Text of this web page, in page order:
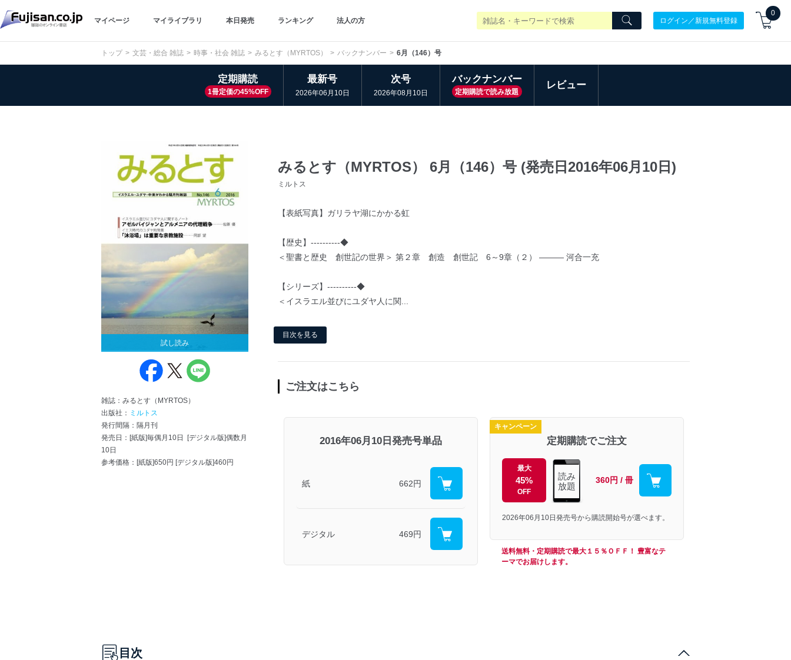
マイページ マイライブラリ 本日発売 ランキング 法人の方 ログイン／新規無料登録
0
トップ 文芸・総合 雑誌 時事・社会 雑誌 みるとす（MYRTOS） バックナンバー 6月（146）号
定期購読
1冊定価の45%OFF
最新号
2026年06月10日
次号
2026年08月10日
バックナンバー
定期購読で読み放題
レビュー
試し読み
雑誌：みるとす（MYRTOS）
出版社： ミルトス
発行間隔：隔月刊
発売日：[紙版]毎偶月10日 [デジタル版]偶数月
10日
参考価格：[紙版]650円 [デジタル版]460円
みるとす（MYRTOS） 6月（146）号 (発売日2016年06月10日)
ミルトス
【表紙写真】ガリラヤ湖にかかる虹
【歴史】----------◆
＜聖書と歴史 創世記の世界＞ 第２章 創造 創世記 6～9章（２） ――― 河合一充
【シリーズ】----------◆
＜イスラエル並びにユダヤ人に関...
目次を見る
ご注文はこちら
2016年06月10日発売号単品
紙 662円
デジタル 469円
キャンペーン
定期購読でご注文
最大
45%
OFF
読み
放題
360円 / 冊
2026年06月10日発売号から購読開始号が選べます。
送料無料・定期購読で最大１５％ＯＦＦ！ 豊富なテ
ーマでお届けします。
目次